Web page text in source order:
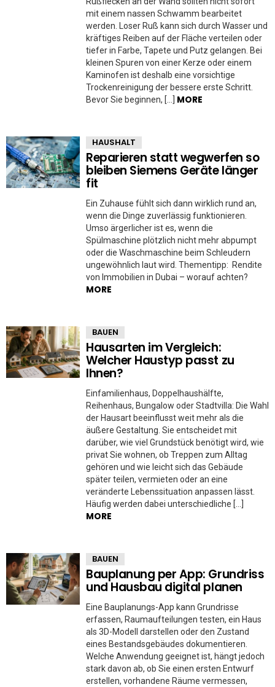
mit einem nassen Schwamm bearbeitet
werden. Loser Ruß kann sich durch Wasser und
kräftiges Reiben auf der Fläche verteilen oder
tiefer in Farbe, Tapete und Putz gelangen. Bei
kleinen Spuren von einer Kerze oder einem
Kaminofen ist deshalb eine vorsichtige
Trockenreinigung der bessere erste Schritt.
Bevor Sie beginnen, […] MORE
HAUSHALT
Reparieren statt wegwerfen so
bleiben Siemens Geräte länger
fit
Ein Zuhause fühlt sich dann wirklich rund an,
wenn die Dinge zuverlässig funktionieren.
Umso ärgerlicher ist es, wenn die
Spülmaschine plötzlich nicht mehr abpumpt
oder die Waschmaschine beim Schleudern
ungewöhnlich laut wird. Thementipp: Rendite
von Immobilien in Dubai – worauf achten?
MORE
BAUEN
Hausarten im Vergleich:
Welcher Haustyp passt zu
Ihnen?
Einfamilienhaus, Doppelhaushälfte,
Reihenhaus, Bungalow oder Stadtvilla: Die Wahl
der Hausart beeinflusst weit mehr als die
äußere Gestaltung. Sie entscheidet mit
darüber, wie viel Grundstück benötigt wird, wie
privat Sie wohnen, ob Treppen zum Alltag
gehören und wie leicht sich das Gebäude
später teilen, vermieten oder an eine
veränderte Lebenssituation anpassen lässt.
Häufig werden dabei unterschiedliche […]
MORE
BAUEN
Bauplanung per App: Grundriss
und Hausbau digital planen
Eine Bauplanungs-App kann Grundrisse
erfassen, Raumaufteilungen testen, ein Haus
als 3D-Modell darstellen oder den Zustand
eines Bestandsgebäudes dokumentieren.
Welche Anwendung geeignet ist, hängt jedoch
stark davon ab, ob Sie einen ersten Entwurf
erstellen, vorhandene Räume vermessen,